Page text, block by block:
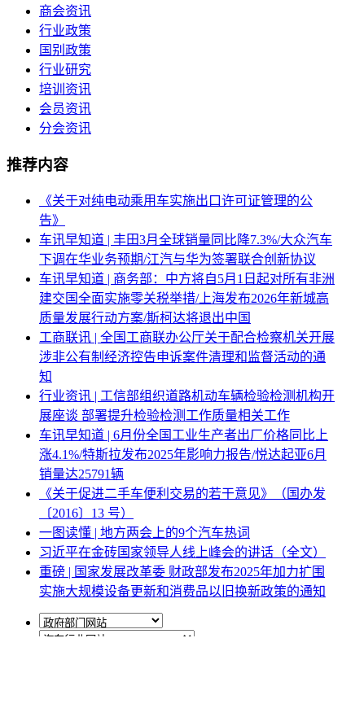
商会资讯
行业政策
国别政策
行业研究
培训资讯
会员资讯
分会资讯
推荐内容
《关于对纯电动乘用车实施出口许可证管理的公
告》
车讯早知道 | 丰田3月全球销量同比降7.3%/大众汽车
下调在华业务预期/江汽与华为签署联合创新协议
车讯早知道 | 商务部：中方将自5月1日起对所有非洲
建交国全面实施零关税举措/上海发布2026年新城高
质量发展行动方案/斯柯达将退出中国
工商联讯 | 全国工商联办公厅关于配合检察机关开展
涉非公有制经济控告申诉案件清理和监督活动的通
知
行业资讯 | 工信部组织道路机动车辆检验检测机构开
展座谈 部署提升检验检测工作质量相关工作
车讯早知道 | 6月份全国工业生产者出厂价格同比上
涨4.1%/特斯拉发布2025年影响力报告/悦达起亚6月
销量达25791辆
《关于促进二手车便利交易的若干意见》（国办发
〔2016〕13 号）
一图读懂 | 地方两会上的9个汽车热词
习近平在金砖国家领导人线上峰会的讲话（全文）
重磅 | 国家发展改革委 财政部发布2025年加力扩围
实施大规模设备更新和消费品以旧换新政策的通知